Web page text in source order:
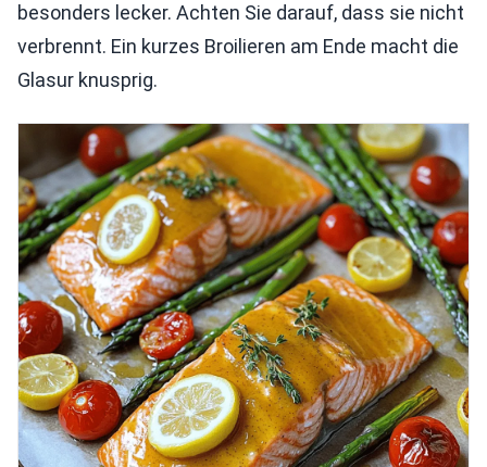
besonders lecker. Achten Sie darauf, dass sie nicht
verbrennt. Ein kurzes Broilieren am Ende macht die
Glasur knusprig.